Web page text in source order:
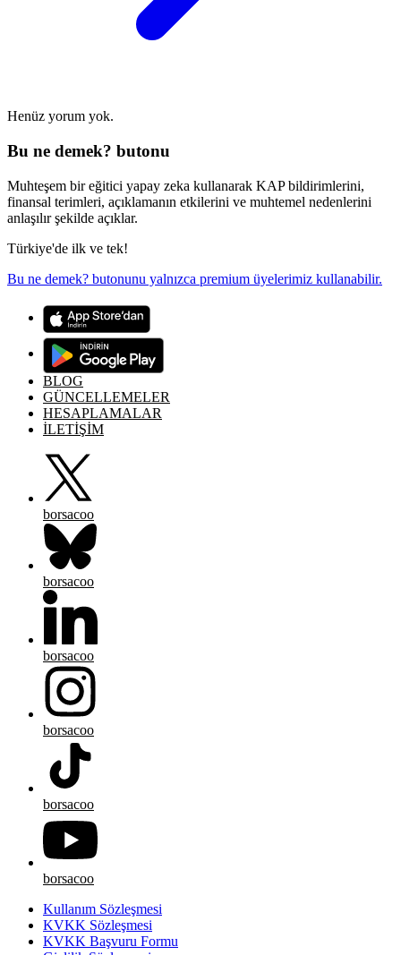
Henüz yorum yok.
Bu ne demek? butonu
Muhteşem bir eğitici yapay zeka kullanarak KAP bildirimlerini,
finansal terimleri, açıklamanın etkilerini ve muhtemel nedenlerini
anlaşılır şekilde açıklar.
Türkiye'de ilk ve tek!
Bu ne demek? butonunu yalnızca premium üyelerimiz kullanabilir.
BLOG
GÜNCELLEMELER
HESAPLAMALAR
İLETİŞİM
borsacoo
borsacoo
borsacoo
borsacoo
borsacoo
borsacoo
Kullanım Sözleşmesi
KVKK Sözleşmesi
KVKK Başvuru Formu